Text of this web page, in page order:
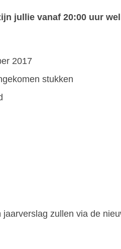
jullie vanaf 20:00 uur
2017
stukken
zullen via de